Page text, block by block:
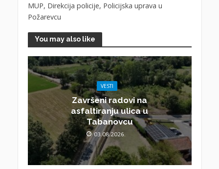
MUP, Direkcija policije, Policijska uprava u
Požarevcu
You may also like
VESTI
Završeni radovi na
asfaltiranju ulica u
Tabanovcu
03.08.2026.